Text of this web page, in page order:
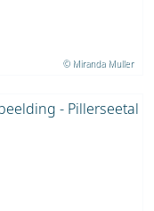
© Miranda Muller